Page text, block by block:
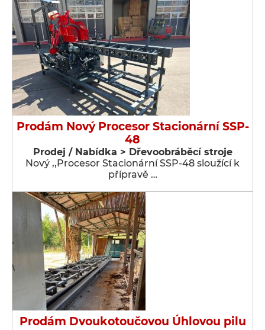
Prodám Nový Procesor Stacionární SSP-
48
Prodej / Nabídka > Dřevoobráběcí stroje
Nový ,,Procesor Stacionární SSP-48 sloužící k
přípravě …
Prodám Dvoukotoučovou Úhlovou pilu